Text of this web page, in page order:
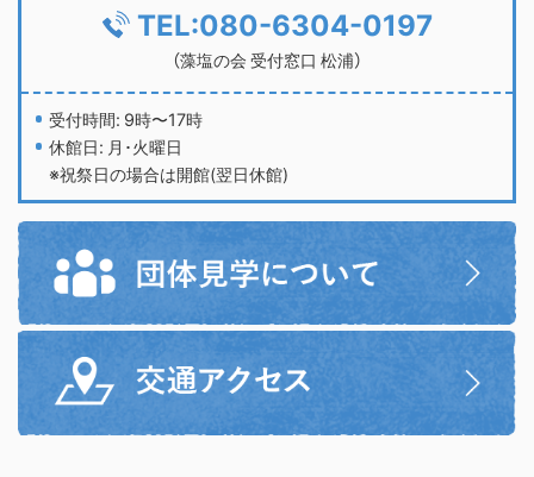
TEL:080-6304-0197
（藻塩の会 受付窓口 松浦）
受付時間: 9時〜17時
休館日: 月･火曜日
※祝祭日の場合は開館(翌日休館)